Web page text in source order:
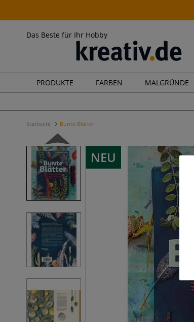
Das Beste für Ihr Hobby
PRODUKTE FARBEN MALGRÜNDE
Startseite Bunte Blätter
NEU